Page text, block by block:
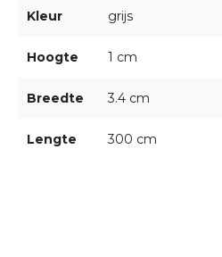
Kleur grijs
Hoogte 1 cm
Breedte 3.4 cm
Lengte 300 cm